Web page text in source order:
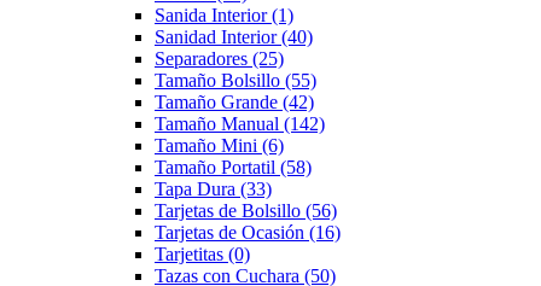
Sanida Interior(1)
Sanidad Interior(40)
Separadores (25)
Tamaño Bolsillo (55)
Tamaño Grande (42)
Tamaño Manual (142)
Tamaño Mini (6)
Tamaño Portatil (58)
Tapa Dura (33)
Tarjetas de Bolsillo (56)
Tarjetas de Ocasión (16)
Tarjetitas (0)
Tazas con Cuchara (50)